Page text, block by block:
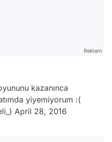
Reklam
kazanınca
yiyemiyorum :(
April 28, 2016